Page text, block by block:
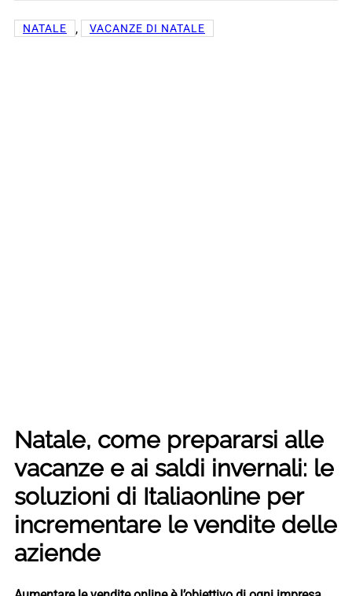
NATALE , VACANZE DI NATALE
Natale, come prepararsi alle
vacanze e ai saldi invernali: le
soluzioni di Italiaonline per
incrementare le vendite delle
aziende